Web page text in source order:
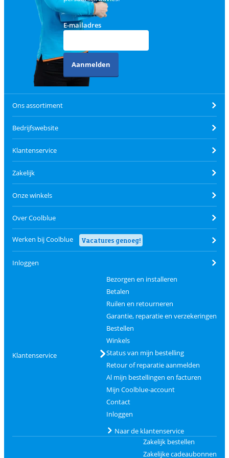
E-mailadres
Aanmelden
Ons assortiment
Bedrijfswebsite
Klantenservice
Zakelijk
Onze winkels
Over Coolblue
Werken bij Coolblue Vacatures genoeg!
Inloggen
Klantenservice
Bezorgen en installeren
Betalen
Ruilen en retourneren
Garantie, reparatie en verzekeringen
Bestellen
Winkels
Status van mijn bestelling
Retour of reparatie aanmelden
Al mijn bestellingen en facturen
Mijn Coolblue-account
Contact
Inloggen
Naar de klantenservice
Zakelijk bestellen
Zakelijke cadeaubonnen